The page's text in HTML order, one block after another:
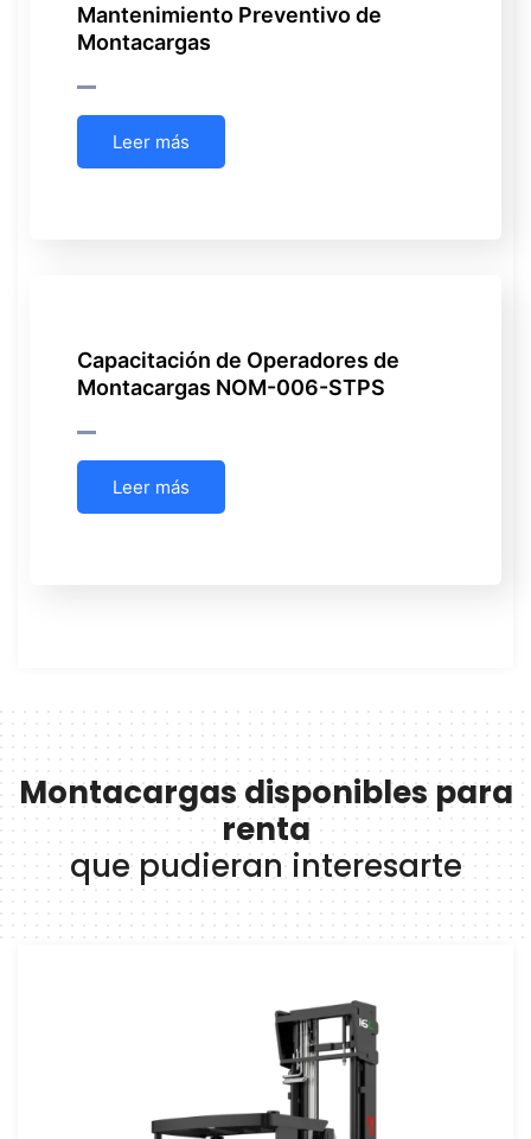
Mantenimiento Preventivo de
Montacargas
Leer más
Capacitación de Operadores de
Montacargas NOM-006-STPS
Leer más
Montacargas disponibles para
renta
que pudieran interesarte